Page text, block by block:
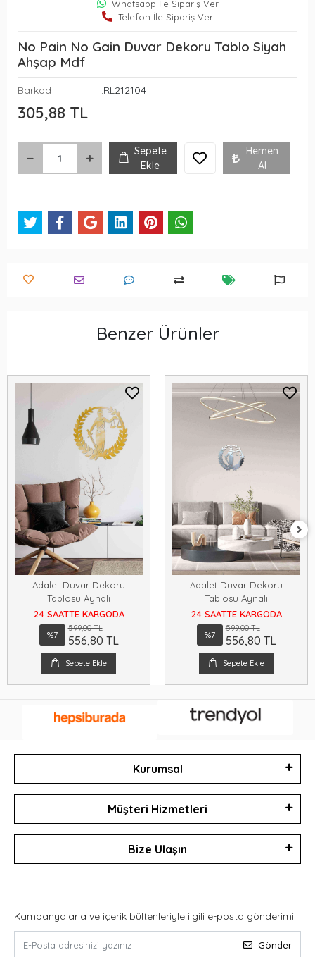
Whatsapp İle Sipariş Ver
Telefon İle Sipariş Ver
No Pain No Gain Duvar Dekoru Tablo Siyah
Ahşap Mdf
Barkod :RL212104
305,88 TL
Sepete
Ekle
Hemen
Al
Benzer Ürünler
Adalet Duvar Dekoru
Tablosu Aynalı
24 SAATTE KARGODA
%7
599,00 TL
556,80 TL
Sepete Ekle
Adalet Duvar Dekoru
Tablosu Aynalı
24 SAATTE KARGODA
%7
599,00 TL
556,80 TL
Sepete Ekle
Kurumsal
Müşteri Hizmetleri
Bize Ulaşın
Kampanyalarla ve içerik bültenleriyle ilgili e-posta gönderimi
Gönder